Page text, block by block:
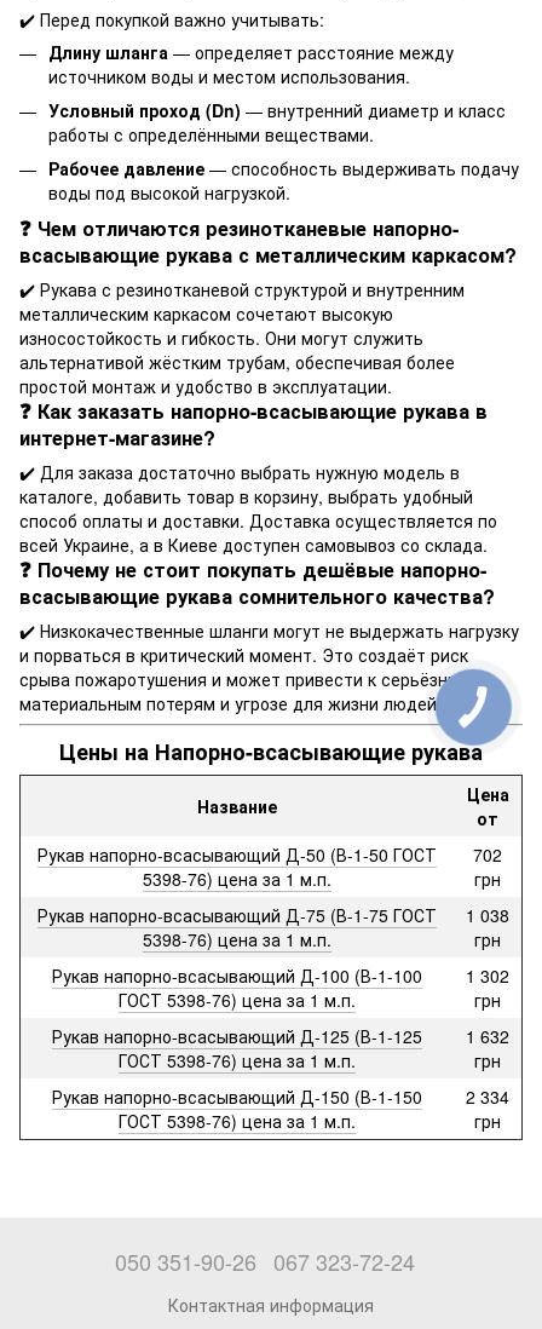
✔️ Перед покупкой важно учитывать:
Длину шланга — определяет расстояние между
источником воды и местом использования.
Условный проход (Dn) — внутренний диаметр и класс
работы с определёнными веществами.
Рабочее давление — способность выдерживать подачу
воды под высокой нагрузкой.
❓ Чем отличаются резинотканевые напорно-
всасывающие рукава с металлическим каркасом?
✔️ Рукава с резинотканевой структурой и внутренним
металлическим каркасом сочетают высокую
износостойкость и гибкость. Они могут служить
альтернативой жёстким трубам, обеспечивая более
простой монтаж и удобство в эксплуатации.
❓ Как заказать напорно-всасывающие рукава в
интернет-магазине?
✔️ Для заказа достаточно выбрать нужную модель в
каталоге, добавить товар в корзину, выбрать удобный
способ оплаты и доставки. Доставка осуществляется по
всей Украине, а в Киеве доступен самовывоз со склада.
❓ Почему не стоит покупать дешёвые напорно-
всасывающие рукава сомнительного качества?
✔️ Низкокачественные шланги могут не выдержать нагрузку
и порваться в критический момент. Это создаёт риск
срыва пожаротушения и может привести к серьёзным
материальным потерям и угрозе для жизни людей.
Цены на Напорно-всасывающие рукава
Название
Цена
от
Рукав напорно-всасывающий Д-50 (В-1-50 ГОСТ
5398-76) цена за 1 м.п.
702
грн
Рукав напорно-всасывающий Д-75 (В-1-75 ГОСТ
5398-76) цена за 1 м.п.
1 038
грн
Рукав напорно-всасывающий Д-100 (В-1-100
ГОСТ 5398-76) цена за 1 м.п.
1 302
грн
Рукав напорно-всасывающий Д-125 (В-1-125
ГОСТ 5398-76) цена за 1 м.п.
1 632
грн
Рукав напорно-всасывающий Д-150 (В-1-150
ГОСТ 5398-76) цена за 1 м.п.
2 334
грн
050 351-90-26 067 323-72-24
Контактная информация